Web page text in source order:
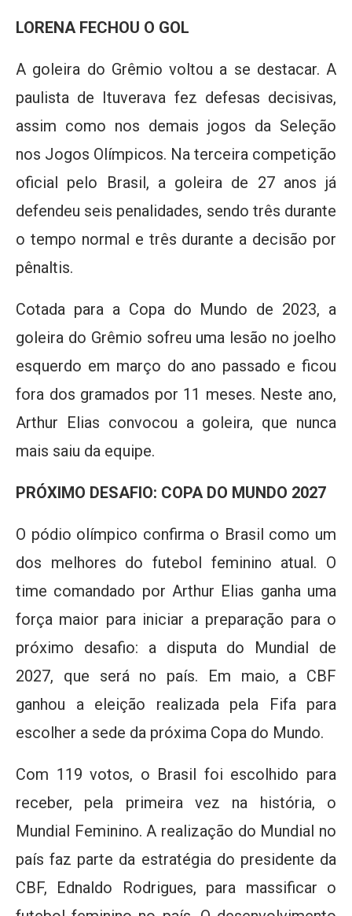
LORENA FECHOU O GOL
A goleira do Grêmio voltou a se destacar. A
paulista de Ituverava fez defesas decisivas,
assim como nos demais jogos da Seleção
nos Jogos Olímpicos. Na terceira competição
oficial pelo Brasil, a goleira de 27 anos já
defendeu seis penalidades, sendo três durante
o tempo normal e três durante a decisão por
pênaltis.
Cotada para a Copa do Mundo de 2023, a
goleira do Grêmio sofreu uma lesão no joelho
esquerdo em março do ano passado e ficou
fora dos gramados por 11 meses. Neste ano,
Arthur Elias convocou a goleira, que nunca
mais saiu da equipe.
PRÓXIMO DESAFIO: COPA DO MUNDO 2027
O pódio olímpico confirma o Brasil como um
dos melhores do futebol feminino atual. O
time comandado por Arthur Elias ganha uma
força maior para iniciar a preparação para o
próximo desafio: a disputa do Mundial de
2027, que será no país. Em maio, a CBF
ganhou a eleição realizada pela Fifa para
escolher a sede da próxima Copa do Mundo.
Com 119 votos, o Brasil foi escolhido para
receber, pela primeira vez na história, o
Mundial Feminino. A realização do Mundial no
país faz parte da estratégia do presidente da
CBF, Ednaldo Rodrigues, para massificar o